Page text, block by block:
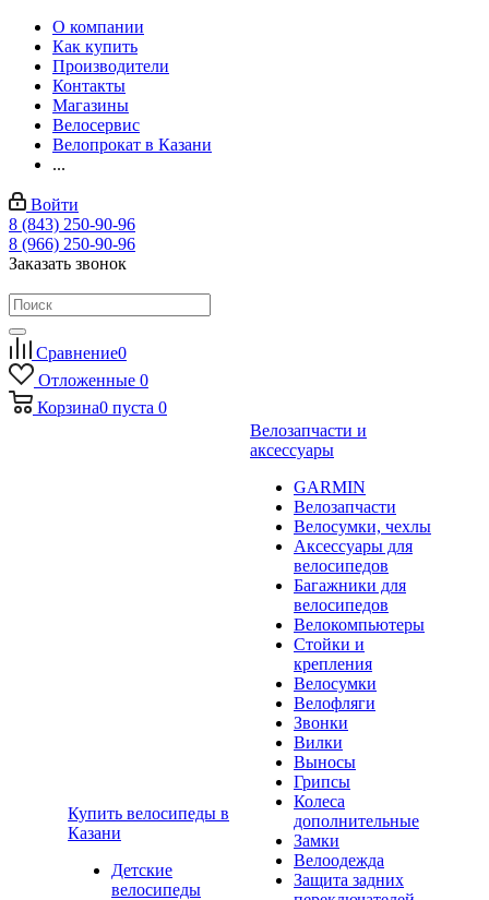
О компании
Как купить
Производители
Контакты
Магазины
Велосервис
Велопрокат в Казани
...
Войти
8 (843) 250-90-96
8 (966) 250-90-96
Заказать звонок
Сравнение0
Отложенные 0
Корзина0 пуста 0
Купить велосипеды в
Казани
Детские
велосипеды
Велозапчасти и
аксессуары
GARMIN
Велозапчасти
Велосумки, чехлы
Аксессуары для
велосипедов
Багажники для
велосипедов
Велокомпьютеры
Стойки и
крепления
Велосумки
Велофляги
Звонки
Вилки
Выносы
Грипсы
Колеса
дополнительные
Замки
Велоодежда
Защита задних